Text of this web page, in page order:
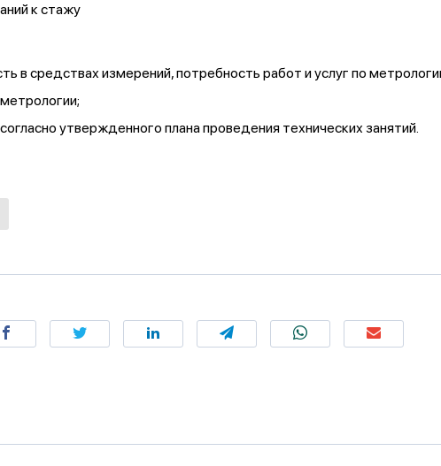
к стажу
в средствах измерений, потребность работ и услуг по
утвержденного плана проведения технических занятий.